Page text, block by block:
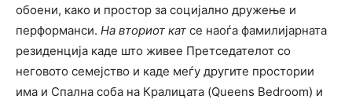
обоени, како и простор за социјално дружење и
перформанси. На вториот кат се наоѓа фамилијарната
резиденција каде што живее Претседателот со
неговото семејство и каде меѓу другите простории
има и Спална соба на Кралицата (Queens Bedroom) и